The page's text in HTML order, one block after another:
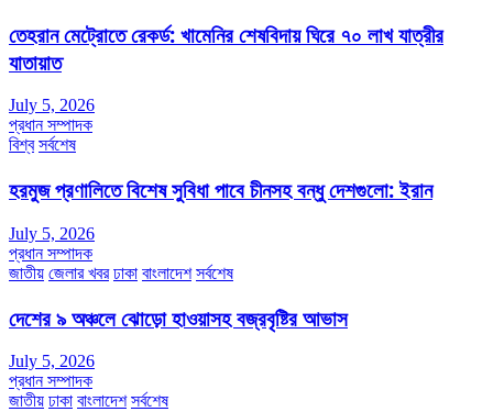
তেহরান মেট্রোতে রেকর্ড: খামেনির শেষবিদায় ঘিরে ৭০ লাখ যাত্রীর
যাতায়াত
July 5, 2026
প্রধান সম্পাদক
বিশ্ব সর্বশেষ
হরমুজ প্রণালিতে বিশেষ সুবিধা পাবে চীনসহ বন্ধু দেশগুলো: ইরান
July 5, 2026
প্রধান সম্পাদক
জাতীয় জেলার খবর ঢাকা বাংলাদেশ সর্বশেষ
দেশের ৯ অঞ্চলে ঝোড়ো হাওয়াসহ বজ্রবৃষ্টির আভাস
July 5, 2026
প্রধান সম্পাদক
জাতীয় ঢাকা বাংলাদেশ সর্বশেষ